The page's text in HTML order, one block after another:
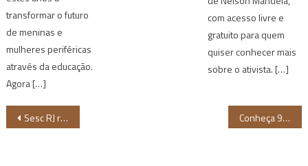
transformar o futuro
de meninas e
mulheres periféricas
através da educação.
Agora […]
com acesso livre e
gratuito para quem
quiser conhecer mais
sobre o ativista. […]
Navegação
Sesc RJ realiza congresso sobre a afrodiáspora, com convidados da América do Sul Conheça 9 telejornalistas negras no cenário do telejornalismo brasileiro